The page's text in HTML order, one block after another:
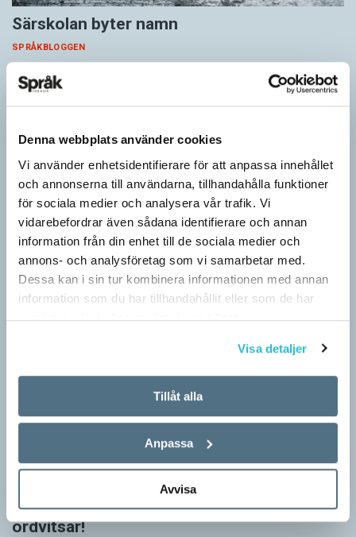
Denna webbplats använder cookies
Vi använder enhetsidentifierare för att anpassa innehållet
och annonserna till användarna, tillhandahålla funktioner
för sociala medier och analysera vår trafik. Vi
vidarebefordrar även sådana identifierare och annan
information från din enhet till de sociala medier och
annons- och analysföretag som vi samarbetar med.
Dessa kan i sin tur kombinera informationen med annan
information som du har tillhandahållit eller som de har
samlat in när du har använt deras tjänster.
Visa detaljer
Tillåt alla
Anpassa
Avvisa
Särskolan byter namn
SPRÅKBLOGGEN
gymnasiesärskolan till anpassad gymnasieskola. En som har
stor del i att detta namnbyte sker är artonåriga Leo Lust…
Pressmeddelande: Hjovisst älskar vi
ordvitsar!